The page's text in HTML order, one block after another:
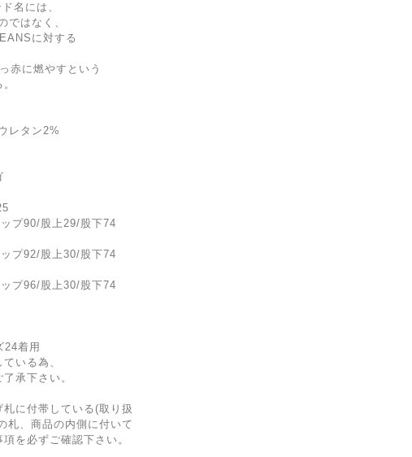
名には、
ではなく、
に対する
赤に燃やすという
レタン2%
プ90/股上29/股下74
プ92/股上30/股下74
プ96/股上30/股下74
着用
いる為、
承下さい。
に付帯している(取り扱
札、商品の内側に付いて
を必ずご確認下さい。